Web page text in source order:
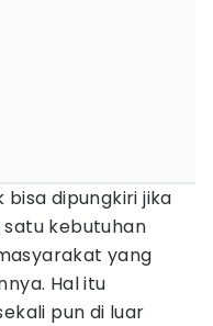
bisa dipungkiri jika
kebutuhan
yang
Hal itu
pun di luar